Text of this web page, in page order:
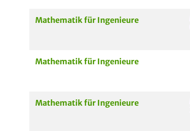
Mathematik für Ingenieure
Mathematik für Ingenieure
Mathematik für Ingenieure